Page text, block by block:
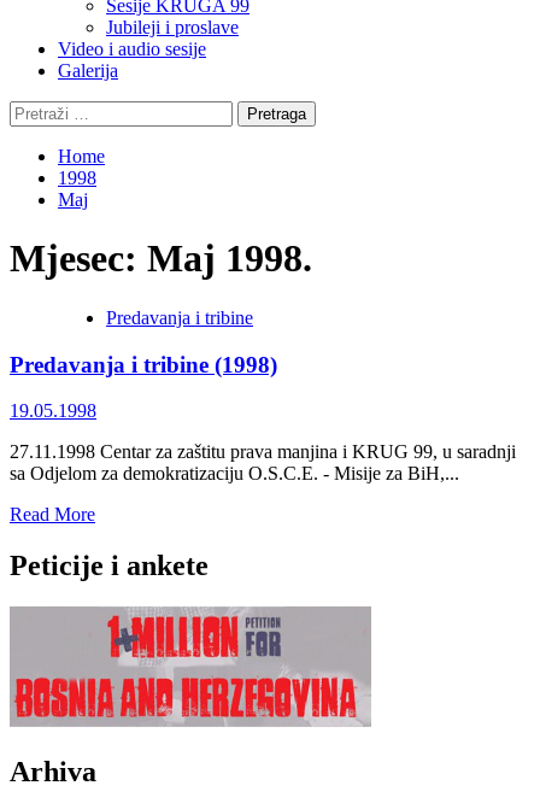
Sesije KRUGA 99
Jubileji i proslave
Video i audio sesije
Galerija
Pretraga:
Home
1998
Maj
Mjesec: Maj 1998.
Predavanja i tribine
Predavanja i tribine (1998)
19.05.1998
27.11.1998 Centar za zaštitu prava manjina i KRUG 99, u saradnji
sa Odjelom za demokratizaciju O.S.C.E. - Misije za BiH,...
Read MoreRead
about
Predavanja
tribine
(1998)
Peticije i ankete
Arhiva